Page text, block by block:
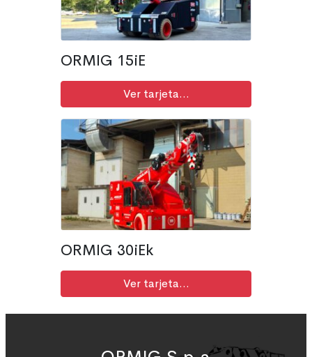
ORMIG 15iE
Ver tarjeta...
ORMIG 30iEk
Ver tarjeta...